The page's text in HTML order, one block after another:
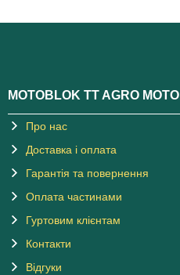
MOTOBLOK TT AGRO MOTO
Про нас
Доставка і оплата
Гарантія та повернення
Оплата частинами
Гуртовим клієнтам
Контакти
Відгуки